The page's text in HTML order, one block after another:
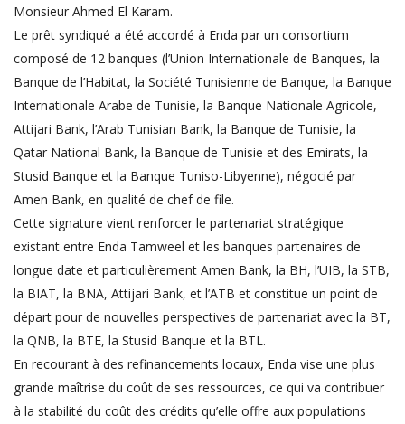
Monsieur Ahmed El Karam.
Le prêt syndiqué a été accordé à Enda par un consortium
composé de 12 banques (l’Union Internationale de Banques, la
Banque de l’Habitat, la Société Tunisienne de Banque, la Banque
Internationale Arabe de Tunisie, la Banque Nationale Agricole,
Attijari Bank, l’Arab Tunisian Bank, la Banque de Tunisie, la
Qatar National Bank, la Banque de Tunisie et des Emirats, la
Stusid Banque et la Banque Tuniso-Libyenne), négocié par
Amen Bank, en qualité de chef de file.
Cette signature vient renforcer le partenariat stratégique
existant entre Enda Tamweel et les banques partenaires de
longue date et particulièrement Amen Bank, la BH, l’UIB, la STB,
la BIAT, la BNA, Attijari Bank, et l’ATB et constitue un point de
départ pour de nouvelles perspectives de partenariat avec la BT,
la QNB, la BTE, la Stusid Banque et la BTL.
En recourant à des refinancements locaux, Enda vise une plus
grande maîtrise du coût de ses ressources, ce qui va contribuer
à la stabilité du coût des crédits qu’elle offre aux populations